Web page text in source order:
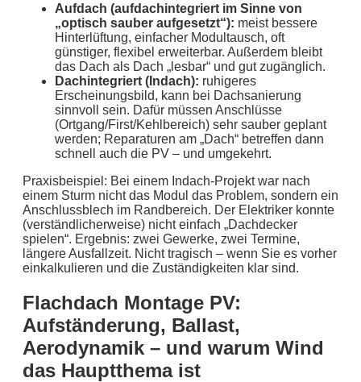
Aufdach (aufdachintegriert im Sinne von
„optisch sauber aufgesetzt“): meist bessere
Hinterlüftung, einfacher Modultausch, oft
günstiger, flexibel erweiterbar. Außerdem bleibt
das Dach als Dach „lesbar“ und gut zugänglich.
Dachintegriert (Indach): ruhigeres
Erscheinungsbild, kann bei Dachsanierung
sinnvoll sein. Dafür müssen Anschlüsse
(Ortgang/First/Kehlbereich) sehr sauber geplant
werden; Reparaturen am „Dach“ betreffen dann
schnell auch die PV – und umgekehrt.
Praxisbeispiel: Bei einem Indach-Projekt war nach
einem Sturm nicht das Modul das Problem, sondern ein
Anschlussblech im Randbereich. Der Elektriker konnte
(verständlicherweise) nicht einfach „Dachdecker
spielen“. Ergebnis: zwei Gewerke, zwei Termine,
längere Ausfallzeit. Nicht tragisch – wenn Sie es vorher
einkalkulieren und die Zuständigkeiten klar sind.
Flachdach Montage PV:
Aufständerung, Ballast,
Aerodynamik – und warum Wind
das Hauptthema ist